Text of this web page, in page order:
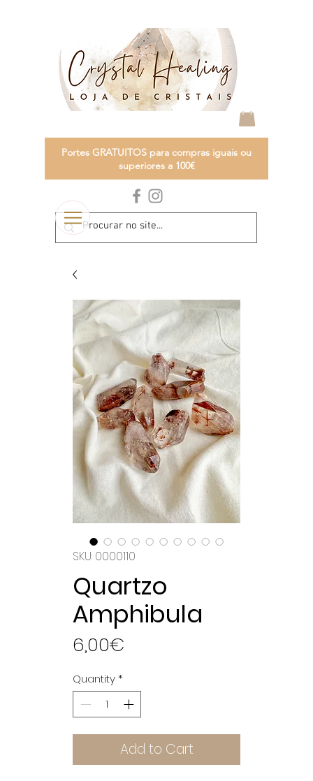
Portes GRATUITOS para compras iguais ou
superiores a 100€
SKU: 0000110
Quartzo
Amphibula
6,00€
Quantity*
Add to Cart